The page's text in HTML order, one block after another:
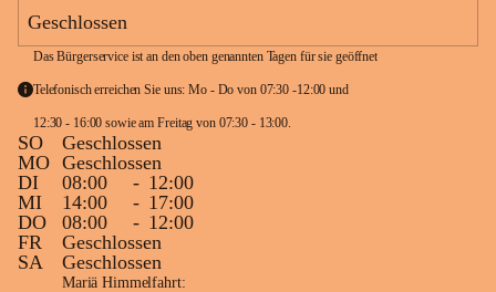
Geschlossen
Das Bürgerservice ist an den oben genannten Tagen für sie geöffnet
Telefonisch erreichen Sie uns: Mo - Do von 07:30 -12:00 und
SO
Geschlossen
MO Geschlossen
DI
08:00 - 12:00
MI
14:00 - 17:00
DO
08:00 - 12:00
FR
Geschlossen
SA
Geschlossen
Mariä Himmelfahrt: